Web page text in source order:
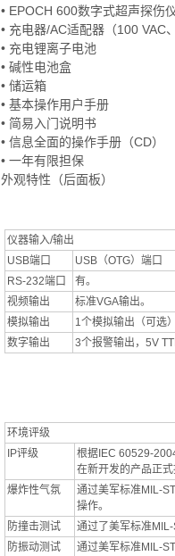
• EPOCH 600数字式超声探伤
• 充电器/AC适配器（100 VAC
• 充电锂离子电池
• 碱性电池盒
• 储运箱
• 基本操作用户手册
• 简易入门说明书
• 信息全面的操作手册（CD）
• 一年有限担保
外观特性（后面板）
仪器输入/输出
USB端口
USB（OTG）端口
RS-232端口
有。
视频输出
标准VGA输出。
模拟输出
1个模拟输出（可选
数字输出
3个报警输出，5V
环境评级
IP评级
根据IEC 60529-
在新开发的产品正
爆炸性气氛
通过美军标准MIL-
操作。
防撞击测试
通过了美军标准
防振动测试
通过美军标准MIL-